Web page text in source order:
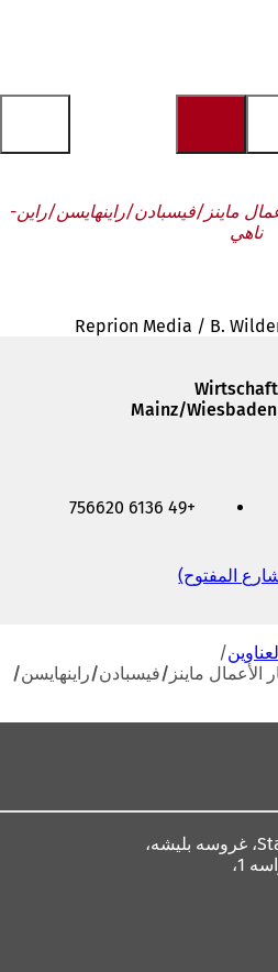
ماينز/فيسبادن/راينهايسن/راين-
ناهي
Mainz/
+49 6136 756620
المفتوح)(
ف
ع
ة
ب
الأعمال ماينز/فيسبادن/راينهايسن/